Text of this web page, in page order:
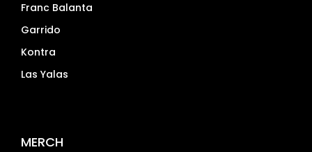
Franc Balanta
Garrido
Kontra
Las Yalas
MERCH